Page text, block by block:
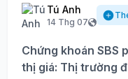
Tú Anh
14 Thg 07
Chứng khoán SBS
thị giá: Thị trường